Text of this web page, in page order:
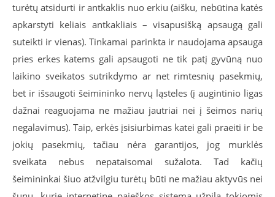
turėtų atsidurti ir antkaklis nuo erkiu (aišku, nebūtina katės
apkarstyti keliais antkakliais – visapusišką apsaugą gali
suteikti ir vienas). Tinkamai parinkta ir naudojama apsauga
pries erkes katems gali apsaugoti ne tik patį gyvūną nuo
laikino sveikatos sutrikdymo ar net rimtesnių pasekmių,
bet ir išsaugoti šeimininko nervų ląsteles (į augintinio ligas
dažnai reaguojama ne mažiau jautriai nei į šeimos narių
negalavimus). Taip, erkės įsisiurbimas katei gali praeiti ir be
jokių pasekmių, tačiau nėra garantijos, jog murklės
sveikata nebus nepataisomai sužalota. Tad kačių
šeimininkai šiuo atžvilgiu turėtų būti ne mažiau aktyvūs nei